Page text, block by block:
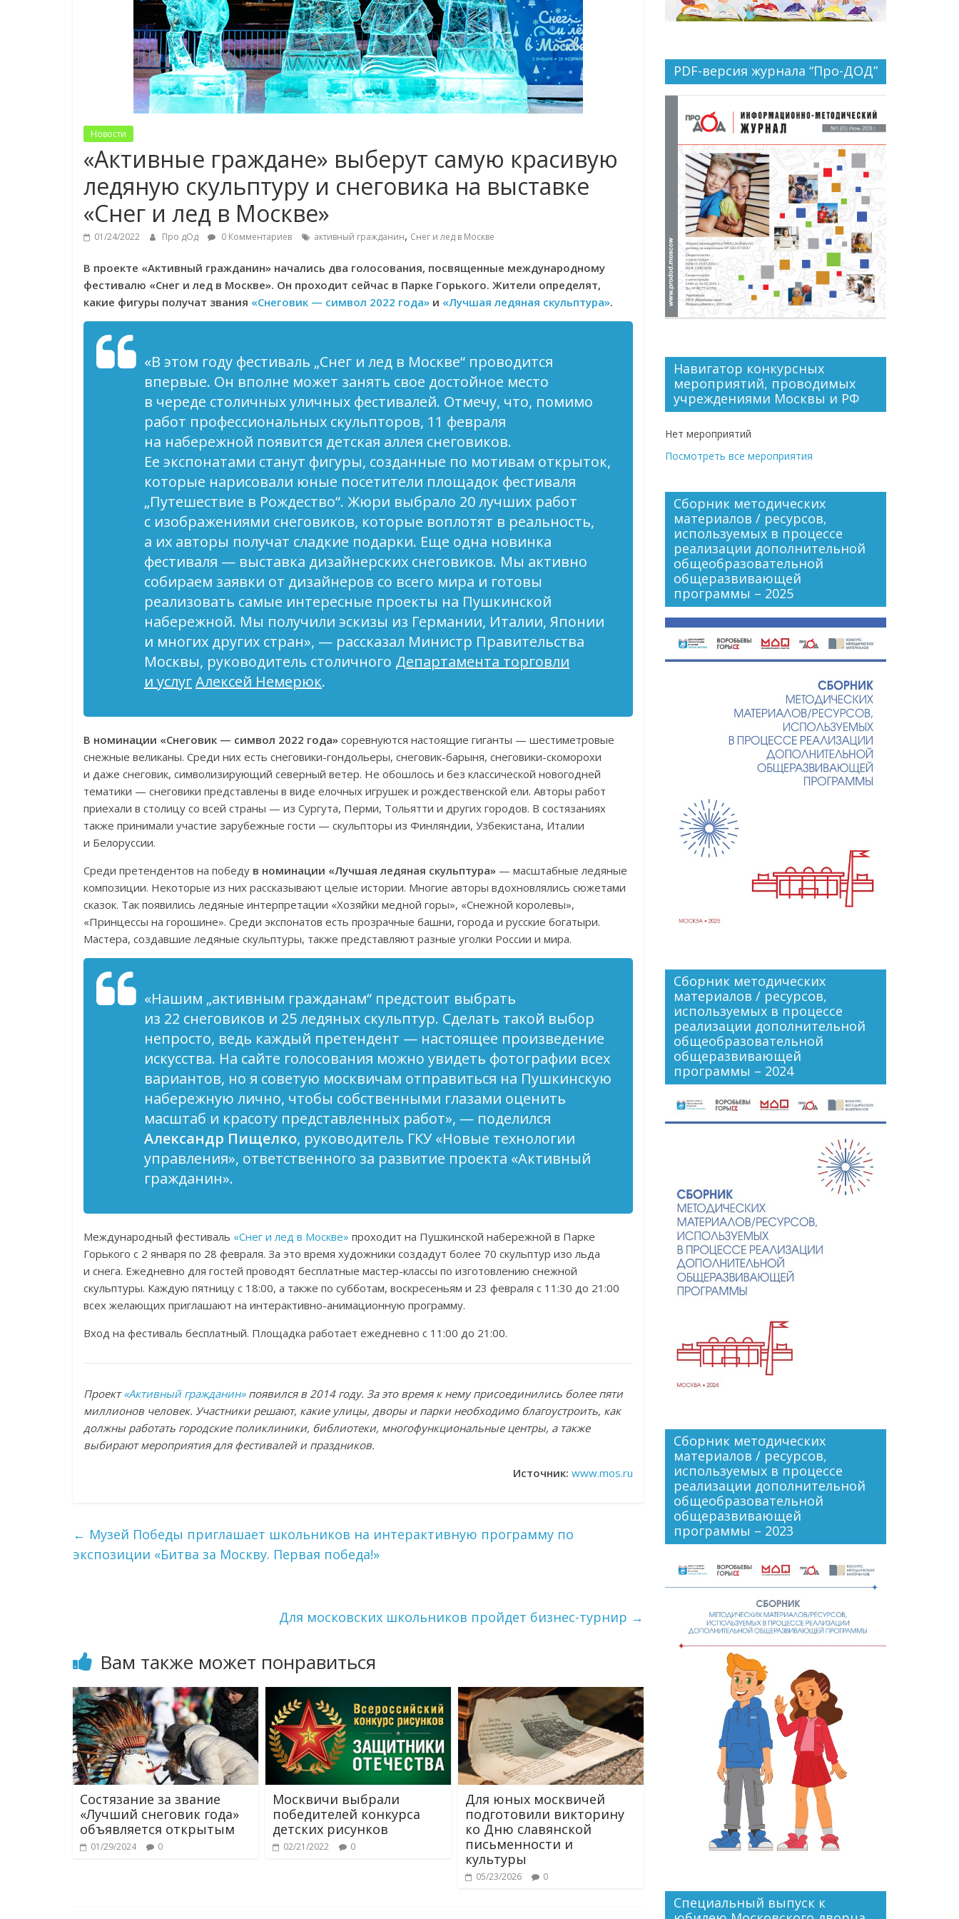
Новости
«Активные граждане» выберут самую красивую
ледяную скульптуру и снеговика на выставке
«Снег и лед в Москве»
01/24/2022 Про дОд 0 Комментариев активный гражданин, Снег и лед в Москве
В проекте «Активный гражданин» начались два голосования, посвященные международному
фестивалю «Снег и лед в Москве». Он проходит сейчас в Парке Горького. Жители определят,
какие фигуры получат звания «Снеговик — символ 2022 года» и «Лучшая ледяная скульптура».
«В этом году фестиваль „Снег и лед в Москве“ проводится
впервые. Он вполне может занять свое достойное место
в череде столичных уличных фестивалей. Отмечу, что, помимо
работ профессиональных скульпторов, 11 февраля
на набережной появится детская аллея снеговиков.
Ее экспонатами станут фигуры, созданные по мотивам открыток,
которые нарисовали юные посетители площадок фестиваля
„Путешествие в Рождество“. Жюри выбрало 20 лучших работ
с изображениями снеговиков, которые воплотят в реальность,
а их авторы получат сладкие подарки. Еще одна новинка
фестиваля — выставка дизайнерских снеговиков. Мы активно
собираем заявки от дизайнеров со всего мира и готовы
реализовать самые интересные проекты на Пушкинской
набережной. Мы получили эскизы из Германии, Италии, Японии
и многих других стран», — рассказал Министр Правительства
Москвы, руководитель столичного Департамента торговли
и услугАлексей Немерюк.
В номинации «Снеговик — символ 2022 года» соревнуются настоящие гиганты — шестиметровые
снежные великаны. Среди них есть снеговики-гондольеры, снеговик-барыня, снеговики-скоморохи
и даже снеговик, символизирующий северный ветер. Не обошлось и без классической новогодней
тематики — снеговики представлены в виде елочных игрушек и рождественской ели. Авторы работ
приехали в столицу со всей страны — из Сургута, Перми, Тольятти и других городов. В состязаниях
также принимали участие зарубежные гости — скульпторы из Финляндии, Узбекистана, Италии
и Белоруссии.
Среди претендентов на победу в номинации «Лучшая ледяная скульптура» — масштабные ледяные
композиции. Некоторые из них рассказывают целые истории. Многие авторы вдохновлялись сюжетами
сказок. Так появились ледяные интерпретации «Хозяйки медной горы», «Снежной королевы»,
«Принцессы на горошине». Среди экспонатов есть прозрачные башни, города и русские богатыри.
Мастера, создавшие ледяные скульптуры, также представляют разные уголки России и мира.
«Нашим „активным гражданам“ предстоит выбрать
из 22 снеговиков и 25 ледяных скульптур. Сделать такой выбор
непросто, ведь каждый претендент — настоящее произведение
искусства. На сайте голосования можно увидеть фотографии всех
вариантов, но я советую москвичам отправиться на Пушкинскую
набережную лично, чтобы собственными глазами оценить
масштаб и красоту представленных работ», — поделился
Александр Пищелко, руководитель ГКУ «Новые технологии
управления», ответственного за развитие проекта «Активный
гражданин».
Международный фестиваль «Снег и лед в Москве» проходит на Пушкинской набережной в Парке
Горького с 2 января по 28 февраля. За это время художники создадут более 70 скульптур изо льда
и снега. Ежедневно для гостей проводят бесплатные мастер-классы по изготовлению снежной
скульптуры. Каждую пятницу с 18:00, а также по субботам, воскресеньям и 23 февраля с 11:30 до 21:00
всех желающих приглашают на интерактивно-анимационную программу.
Вход на фестиваль бесплатный. Площадка работает ежедневно с 11:00 до 21:00.
Проект«Активный гражданин»появился в 2014 году. За это время к нему присоединились более пяти
миллионов человек. Участники решают, какие улицы, дворы и парки необходимо благоустроить, как
должны работать городские поликлиники, библиотеки, многофункциональные центры, а также
выбирают мероприятия для фестивалей и праздников.
Источник: www.mos.ru
← Музей Победы приглашает школьников на интерактивную программу по
экспозиции «Битва за Москву. Первая победа!»
Для московских школьников пройдет бизнес-турнир →
Вам также может понравиться
Состязание за звание
«Лучший снеговик года»
объявляется открытым
01/29/2024 0
Москвичи выбрали
победителей конкурса
детских рисунков
02/21/2022 0
Для юных москвичей
подготовили викторину
ко Дню славянской
письменности и
культуры
05/23/2026 0
PDF-версия журнала “Про-ДОД”
Навигатор конкурсных
мероприятий, проводимых
учреждениями Москвы и РФ
Нет мероприятий
Посмотреть все мероприятия
Сборник методических
материалов / ресурсов,
используемых в процессе
реализации дополнительной
общеобразовательной
общеразвивающей
программы – 2025
Сборник методических
материалов / ресурсов,
используемых в процессе
реализации дополнительной
общеобразовательной
общеразвивающей
программы – 2024
Сборник методических
материалов / ресурсов,
используемых в процессе
реализации дополнительной
общеобразовательной
общеразвивающей
программы – 2023
Специальный выпуск к